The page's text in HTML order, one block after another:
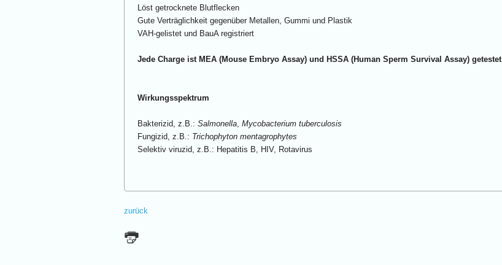
Löst getrocknete Blutflecken
Gute Verträglichkeit gegenüber Metallen, Gummi und Plastik
VAH-gelistet und BauA registriert
Jede Charge ist MEA (Mouse Embryo Assay) und HSSA (Human Sperm Survival Assay) getestet
Wirkungsspektrum
Bakterizid, z.B.: Salmonella, Mycobacterium tuberculosis
Fungizid, z.B.: Trichophyton mentagrophytes
Selektiv viruzid, z.B.: Hepatitis B, HIV, Rotavirus
zurück